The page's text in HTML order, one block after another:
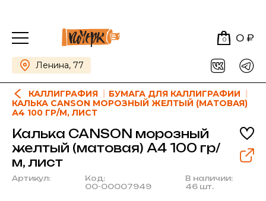
0 0 ₽
Ленина, 77
КАЛЛИГРАФИЯ
БУМАГА ДЛЯ КАЛЛИГРАФИИ
КАЛЬКА CANSON МОРОЗНЫЙ ЖЕЛТЫЙ (МАТОВАЯ)
А4 100 ГР/М, ЛИСТ
Калька CANSON морозный
желтый (матовая) А4 100 гр/
м, лист
Артикул:
Код:
00-00007949
В наличии:
46 шт.